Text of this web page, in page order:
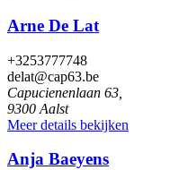
Arne De Lat
+3253777748
delat@cap63.be
Capucienenlaan 63,
9300 Aalst
Meer details bekijken
Anja Baeyens